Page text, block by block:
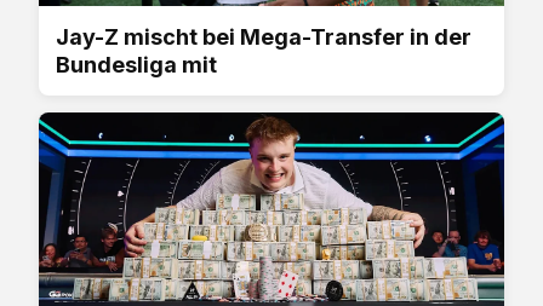
Jay-Z mischt bei Mega-Transfer in der
Bundesliga mit